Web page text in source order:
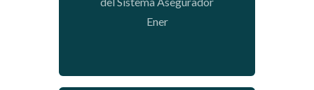
Ener